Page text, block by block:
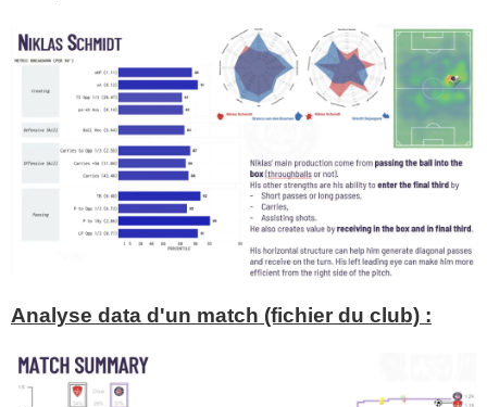
Analyse data d'un match (fichier du club) :